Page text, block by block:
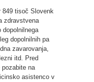
849 tisoč Slovenk
zdravstvena
dopolnilnega
dopolnilnih pa
zavarovanja,
itd. Pred
na
asistenco v